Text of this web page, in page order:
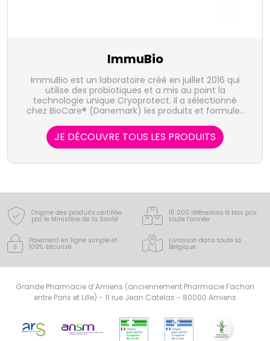
ImmuBio
ImmuBio est un laboratoire créé en juillet 2016 qui
utilise des probiotiques et a mis au point la
technologie unique Cryoprotect. Il a sélectionné
chez BioCare® (Danemark) les produits et formules
des produits et une offre de qualité.
JE DÉCOUVRE TOUS LES PRODUITS
Origine des produits certifiée
par le Ministère de la Santé
15 000 références à bas prix
toute l’année
Paiement en ligne simple et
100% sécurisé
Livraison dans toute la
Belgique
Grande Pharmacie d’Amiens (anciennement Pharmacie Fachon
entre Paris et Lille) - 11 rue Jean Catelas - 80000 Amiens